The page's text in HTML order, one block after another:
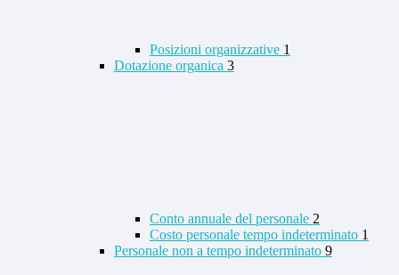
Posizioni organizzative 1
Dotazione organica 3
Conto annuale del personale 2
Costo personale tempo indeterminato 1
Personale non a tempo indeterminato 9